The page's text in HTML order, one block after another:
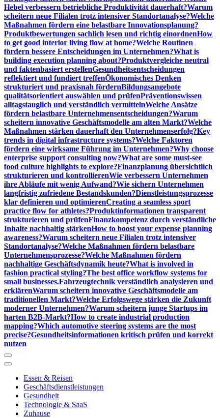
Hebel verbessern betriebliche Produktivität dauerhaft?Warum
scheitern neue Filialen trotz intensiver Standortanalyse?Welche
Maßnahmen fördern eine belastbare Innovationsplanung?
Produktbewertungen sachlich lesen und richtig einordnenHow
to get good interior living flow at home?Welche Routinen
fördern bessere Entscheidungen im Unternehmen?What is
building execution planning about?Produktvergleiche neutral
und faktenbasiert erstellenGesundheitsentscheidungen
reflektiert und fundiert treffenÖkonomisches Denken
strukturiert und praxisnah fördernBildungsangebote
qualitätsorientiert auswählen und prüfenPräventionswissen
alltagstauglich und verständlich vermittelnWelche Ansätze
fördern belastbare Unternehmensentscheidungen?Warum
scheitern innovative Geschäftsmodelle am alten Markt?Welche
Maßnahmen stärken dauerhaft den Unternehmenserfolg?Key
trends in digital infrastructure systems?Welche Faktoren
fördern eine wirksame Führung im Unternehmen?Why choose
enterprise support consulting now?What are some must-see
food culture highlights to explore?Finanzplanung übersichtlich
strukturieren und kontrollierenWie verbessern Unternehmen
ihre Abläufe mit wenig Aufwand?Wie sichern Unternehmen
langfristig zufriedene Bestandskunden?Dienstleistungsprozesse
klar definieren und optimierenCreating a seamless sport
practice flow for athletes?Produktinformationen transparent
strukturieren und prüfenFinanzkompetenz durch verständliche
Inhalte nachhaltig stärkenHow to boost your expense planning
awareness?Warum scheitern neue Filialen trotz intensiver
Standortanalyse?Welche Maßnahmen fördern belastbare
Unternehmensprozesse?Welche Maßnahmen fördern
nachhaltige Geschäftsdynamik heute?What is involved in
fashion practical styling?The best office workflow systems for
small businesses.Fahrzeugtechnik verständlich analysieren und
erklärenWarum scheitern innovative Geschäftsmodelle am
traditionellen Markt?Welche Erfolgswege stärken die Zukunft
moderner Unternehmen?Warum scheitern junge Startups im
harten B2B-Markt?How to create industrial production
mapping?Which automotive steering systems are the most
precise?Gesundheitsinformationen kritisch prüfen und korrekt
nutzen
Essen & Reisen
Geschäftsdienstleistungen
Gesundheit
Technologie & SaaS
Zuhause